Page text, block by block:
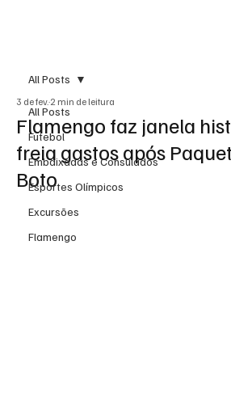
All Posts
Futebol
Embaixadas e Consulados
Esportes Olímpicos
Excursões
Flamengo
All Posts
Flamengo faz janela
freia gastos após
Boto
3 de fev. 2 min de leitura